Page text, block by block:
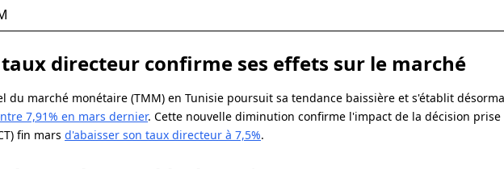
taux directeur confirme ses effets sur le marché
du marché monétaire (TMM) en Tunisie poursuit sa tendance baissière et s'établit
7,91% en mars dernier. Cette nouvelle diminution confirme l'impact de la décision
fin mars d'abaisser son taux directeur à 7,5%.